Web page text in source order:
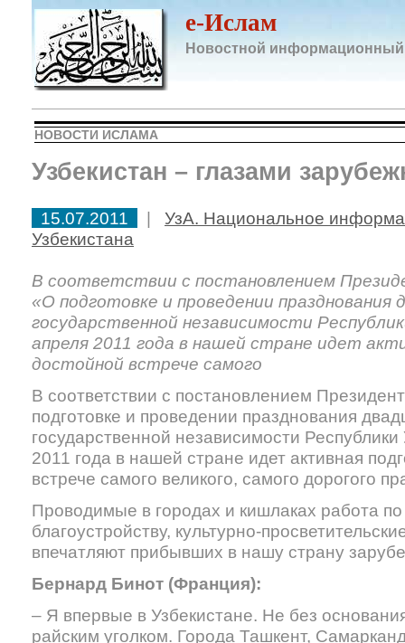
e-Ислам
Новостной информационный
НОВОСТИ ИСЛАМА
Узбекистан – глазами
15.07.2011 | УзА. Национальное
Узбекистана
В соответствии с постановлением
«О подготовке и проведении
государственной независимости
апреля 2011 года в нашей стране идет
достойной встрече самого
В соответствии с постановлением
подготовке и проведении празднования
государственной независимости
2011 года в нашей стране идет активная
встрече самого великого, самого дорогого
Проводимые в городах и кишлаках работа
благоустройству, культурно-
впечатляют прибывших в нашу страну
Бернард Бинот (Франция):
– Я впервые в Узбекистане. Не без
райским уголком. Города Ташкент,